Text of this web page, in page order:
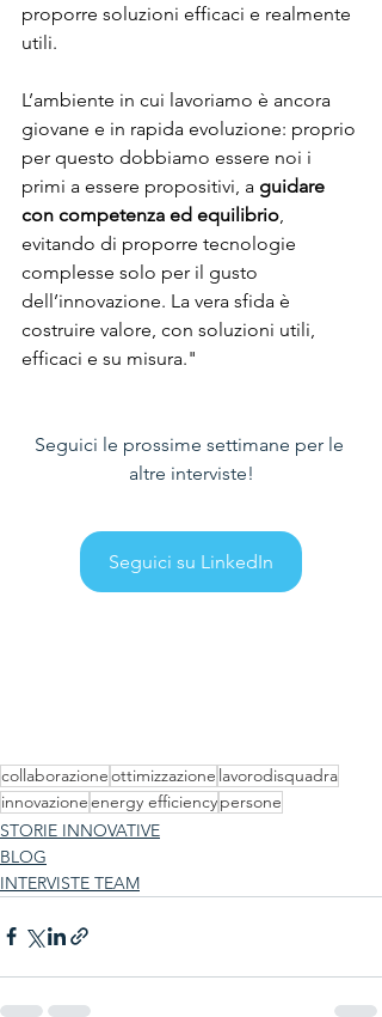
proporre soluzioni efficaci e realmente
utili.
L’ambiente in cui lavoriamo è ancora
giovane e in rapida evoluzione: proprio
per questo dobbiamo essere noi i
primi a essere propositivi, a guidare
con competenza ed equilibrio,
evitando di proporre tecnologie
complesse solo per il gusto
dell’innovazione. La vera sfida è
costruire valore, con soluzioni utili,
efficaci e su misura."
Seguici le prossime settimane per le
altre interviste!
Seguici su LinkedIn
collaborazioneottimizzazione lavorodisquadra
innovazioneenergy efficiencypersone
STORIE INNOVATIVE
BLOG
INTERVISTE TEAM